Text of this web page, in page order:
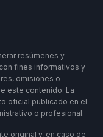
resúmenes y
fines informativos y
omisiones o
este contenido. La
oficial publicado en el
o profesional.
original y, en caso de